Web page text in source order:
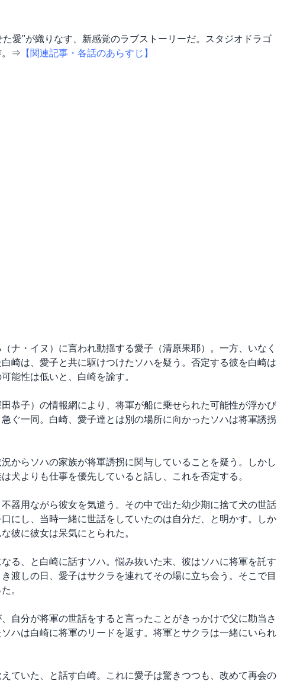
愛"が織りなす、新感覚のラブストーリーだ。スタジオドラゴ
。⇒ 【関連記事・各話のあらすじ】
ナ・イヌ）に言われ動揺する愛子（清原果耶）。一方、いなく
崎は、愛子と共に駆けつけたソハを疑う。否定する彼を白崎は
能性は低いと、白崎を諭す。
恭子）の情報網により、将軍が船に乗せられた可能性が浮かび
ぐ一同。白崎、愛子達とは別の場所に向かったソハは将軍誘拐
からソハの家族が将軍誘拐に関与していることを疑う。しかし
犬よりも仕事を優先していると話し、これを否定する。
器用ながら彼女を気遣う。その中で出た幼少期に捨て犬の世話
にし、当時一緒に世話をしていたのは自分だ、と明かす。しか
彼に彼女は呆気にとられた。
る、と白崎に話すソハ。悩み抜いた末、彼はソハに将軍を託す
渡しの日、愛子はサクラを連れてその場に立ち会う。そこで目
。
自分が将軍の世話をすると言ったことがきっかけで父に勘当さ
ハは白崎に将軍のリードを返す。将軍とサクラは一緒にいられ
ていた、と話す白崎。これに愛子は驚きつつも、改めて再会の